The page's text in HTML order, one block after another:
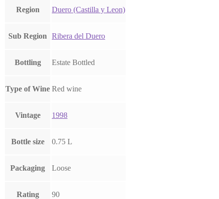
Region Duero (Castilla y Leon)
Sub Region Ribera del Duero
Bottling Estate Bottled
Type of Wine Red wine
Vintage 1998
Bottle size 0.75 L
Packaging Loose
Rating 90